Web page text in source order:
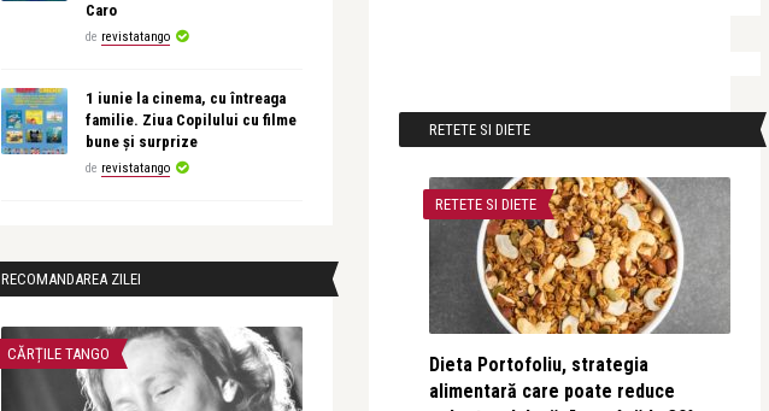
Caro
de revistatango
1 iunie la cinema, cu întreaga
familie. Ziua Copilului cu filme
bune și surprize
de revistatango
RECOMANDAREA ZILEI
CĂRȚILE TANGO
RETETE SI DIETE
RETETE SI DIETE
Dieta Portofoliu, strategia
alimentară care poate reduce